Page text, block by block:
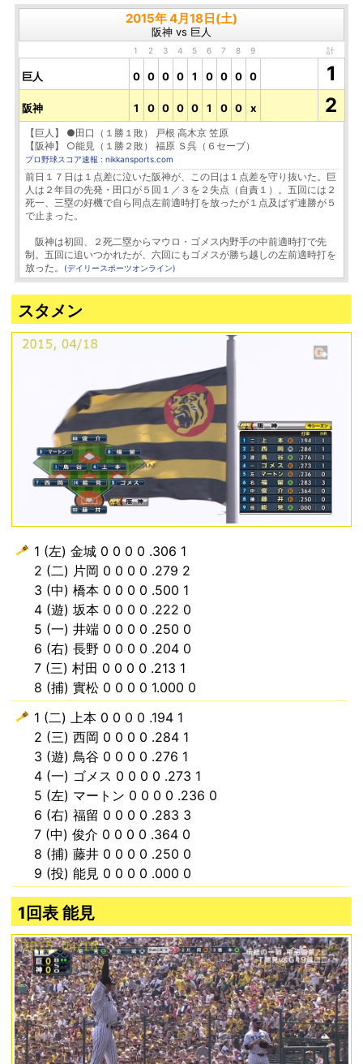
2015年 4月18日(土)
阪神 vs 巨人
1 2 3 4 5 6 7 8 9 計
巨人 0 0 0 0 1 0 0 0 0 1
阪神 1 0 0 0 0 1 0 0 x 2
【巨人】 ●田口（１勝１敗） 戸根 高木京 笠原
【阪神】 ○能見（１勝２敗） 福原 Ｓ呉（６セーブ）
プロ野球スコア速報 : nikkansports.com
前日１７日は１点差に泣いた阪神が、この日は１点差を守り抜いた。巨
人は２年目の先発・田口が５回１／３を２失点（自責１）。五回には２
死一、三塁の好機で自ら同点左前適時打を放ったが１点及ばず連勝が５
で止まった。
阪神は初回、２死二塁からマウロ・ゴメス内野手の中前適時打で先
制。五回に追いつかれたが、六回にもゴメスが勝ち越しの左前適時打を
放った。
(デイリースポーツオンライン)
スタメン
1 (左) 金城 0 0 0 0 .306 1
2 (二) 片岡 0 0 0 0 .279 2
3 (中) 橋本 0 0 0 0 .500 1
4 (遊) 坂本 0 0 0 0 .222 0
5 (一) 井端 0 0 0 0 .250 0
6 (右) 長野 0 0 0 0 .204 0
7 (三) 村田 0 0 0 0 .213 1
8 (捕) 實松 0 0 0 0 1.000 0
1 (二) 上本 0 0 0 0 .194 1
2 (三) 西岡 0 0 0 0 .284 1
3 (遊) 鳥谷 0 0 0 0 .276 1
4 (一) ゴメス 0 0 0 0 .273 1
5 (左) マートン 0 0 0 0 .236 0
6 (右) 福留 0 0 0 0 .283 3
7 (中) 俊介 0 0 0 0 .364 0
8 (捕) 藤井 0 0 0 0 .250 0
9 (投) 能見 0 0 0 0 .000 0
1回表 能見